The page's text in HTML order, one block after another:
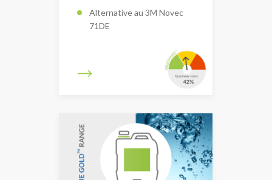
Alternative au 3M Novec
71DE